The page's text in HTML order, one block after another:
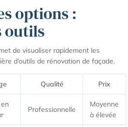
options :
outils
de visualiser rapidement les
d’outils de rénovation de façade.
Qualité Prix
Professionnelle
Moyenne
à élevée